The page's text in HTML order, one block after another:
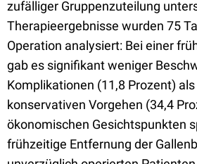
zufälliger Gruppenzuteilung
Therapieergebnisse wurden 75
Operation analysiert: Bei einer
gab es signifikant weniger
Komplikationen (11,8 Prozent)
konservativen Vorgehen (34,4
ökonomischen Gesichtspunkten
frühzeitige Entfernung der